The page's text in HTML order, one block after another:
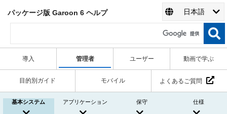
パッケージ版 Garoon 6 ヘルプ 日本語
導入 管理者 ユーザー 動画で学ぶ
目的別ガイド モバイル よくあるご質問
基本システム アプリケーション 保守 仕様